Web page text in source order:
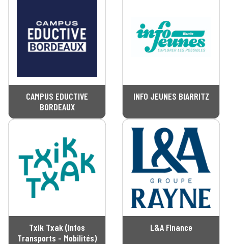
CAMPUS EDUCTIVE
BORDEAUX
INFO JEUNES BIARRITZ
Txik Txak (Infos
Transports - Mobilités)
L&A Finance